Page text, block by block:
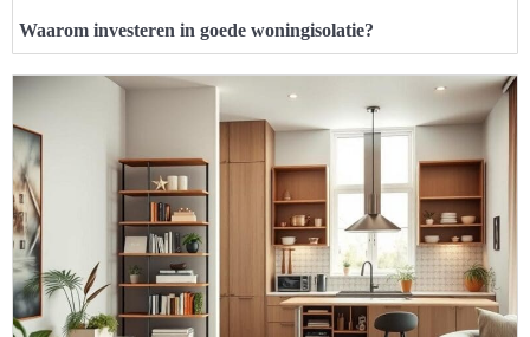
Waarom investeren in goede woningisolatie?